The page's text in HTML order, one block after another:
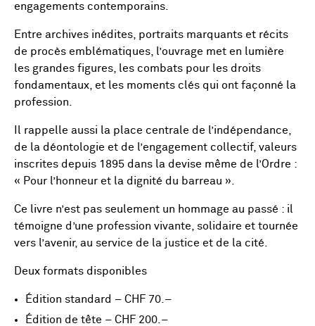
engagements contemporains.
Entre archives inédites, portraits marquants et récits
de procès emblématiques, l’ouvrage met en lumière
les grandes figures, les combats pour les droits
fondamentaux, et les moments clés qui ont façonné la
profession.
Il rappelle aussi la place centrale de l’indépendance,
de la déontologie et de l’engagement collectif, valeurs
inscrites depuis 1895 dans la devise même de l’Ordre :
« Pour l’honneur et la dignité du barreau ».
Ce livre n’est pas seulement un hommage au passé : il
témoigne d’une profession vivante, solidaire et tournée
vers l’avenir, au service de la justice et de la cité.
Deux formats disponibles
Édition standard – CHF 70.–
Édition de tête – CHF 200.–